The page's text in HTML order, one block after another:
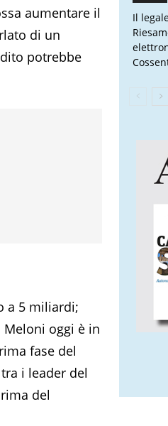
aumentare il
di un
potrebbe
a 5 miliardi;
Meloni oggi è in
fase del
i leader del
del
Il